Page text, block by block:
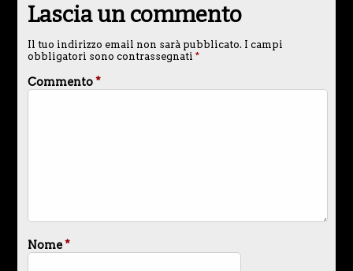
Lascia un commento
Il tuo indirizzo email non sarà pubblicato. I campi
obbligatori sono contrassegnati *
Commento*
Nome*